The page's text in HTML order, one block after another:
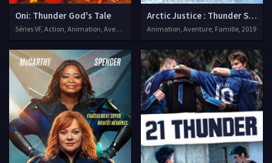
Oni: Thunder God's Tale
Séries VF, Action, Animation, Aventure
Arctic Justice : Thunder Squad
Animation, Aventure, Famille, 2019